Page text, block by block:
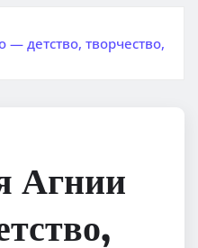
детство, творчество,
Агнии